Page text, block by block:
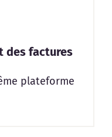
des factures
plateforme